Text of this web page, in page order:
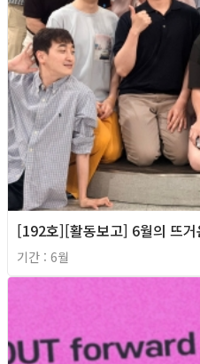
[192호][활동보고] 6월의 뜨
기간 : 6월